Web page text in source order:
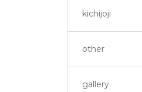
kichijoji
other
gallery